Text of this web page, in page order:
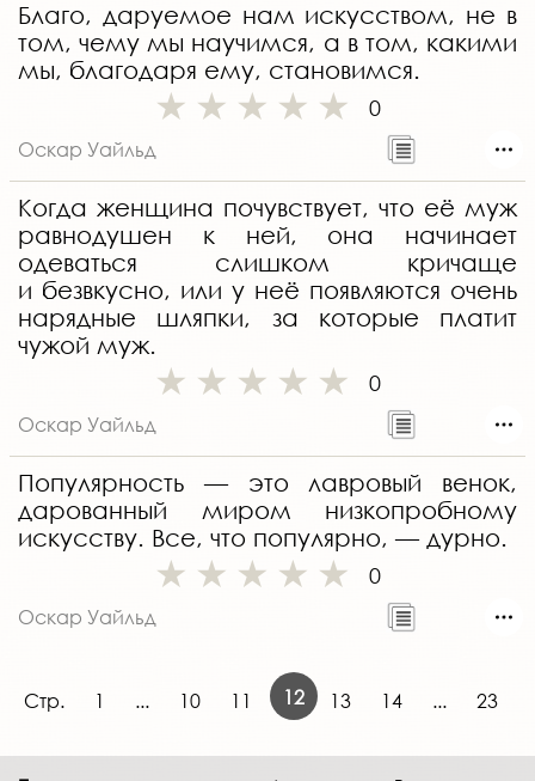
Благо, даруемое нам искусством, не в
том, чему мы научимся, а в том, какими
мы, благодаря ему, становимся.
0
Оскар Уайльд
Когда женщина почувствует, что её муж
равнодушен к ней, она начинает
одеваться слишком кричаще
и безвкусно, или у неё появляются очень
нарядные шляпки, за которые платит
чужой муж.
0
Оскар Уайльд
Популярность — это лавровый венок,
дарованный миром низкопробному
искусству. Все, что популярно, — дурно.
0
Оскар Уайльд
Стр. 1 ... 10 11 12 13 14 ... 23